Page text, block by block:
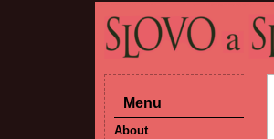
Menu
About